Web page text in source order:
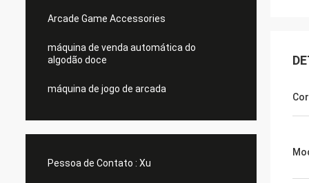
Arcade Game Accessories
máquina de venda automática do
algodão doce
máquina de jogo de arcada
Pessoa de Contato : Xu